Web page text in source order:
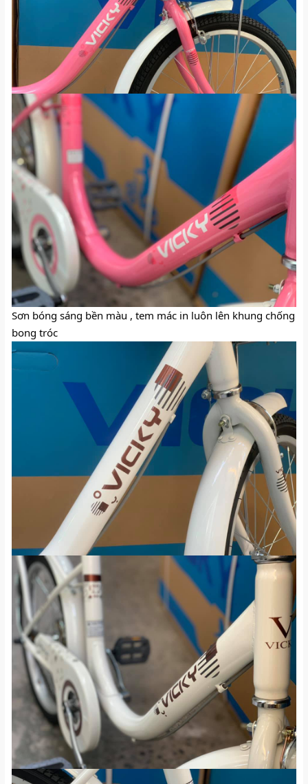
Sơn bóng sáng bền màu , tem mác in luôn lên khung chống
bong tróc